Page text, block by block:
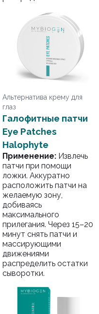
Альтернатива крему для
глаз
Галофитные патчи
Eye Patches
Halophyte
Применение: Извлечь
патчи при помощи
ложки. Аккуратно
расположить патчи на
желаемую зону,
добиваясь
максимального
прилегания. Через 15–20
минут снять патчи и
массирующими
движениями
распределить остатки
сыворотки.